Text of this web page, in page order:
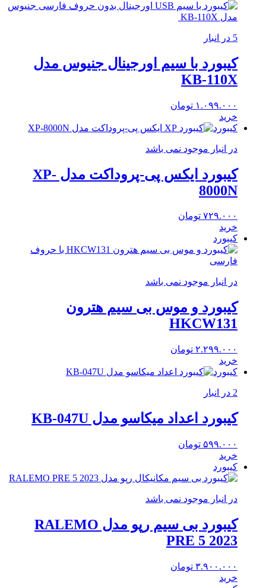
5 در انبار
کیبورد با سیم اورجینال جنیوس مدل
KB-110X
۱.۰۹۹.۰۰۰ تومان
خرید
کیبورد
در انبار موجود نمی باشد
کیبورد ایکس پی-پروداکت مدل XP-
8000N
۷۲۹.۰۰۰ تومان
خرید
کیبورد
در انبار موجود نمی باشد
کیبورد و موس بی سیم هترون
HKCW131
۲.۲۹۹.۰۰۰ تومان
خرید
کیبورد
2 در انبار
کیبورد اعداد میکاسو مدل KB-047U
۵۹۹.۰۰۰ تومان
خرید
کیبورد
در انبار موجود نمی باشد
کیبورد بی سیم رپو مدل RALEMO
PRE 5 2023
۳.۹۰۰.۰۰۰ تومان
خرید